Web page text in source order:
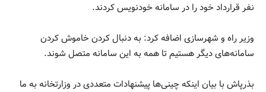
نفر قرارداد خود را در سامانه خودنویس کردند.
وزیر راه و شهرسازی اضافه کرد: به دنبال کردن خاموش کردن
سامانه‌های دیگر هستیم تا همه به این سامانه متصل شوند.
بذرپاش با بیان اینکه چینی‌ها پیشنهادات متعددی در وزارتخانه به ما